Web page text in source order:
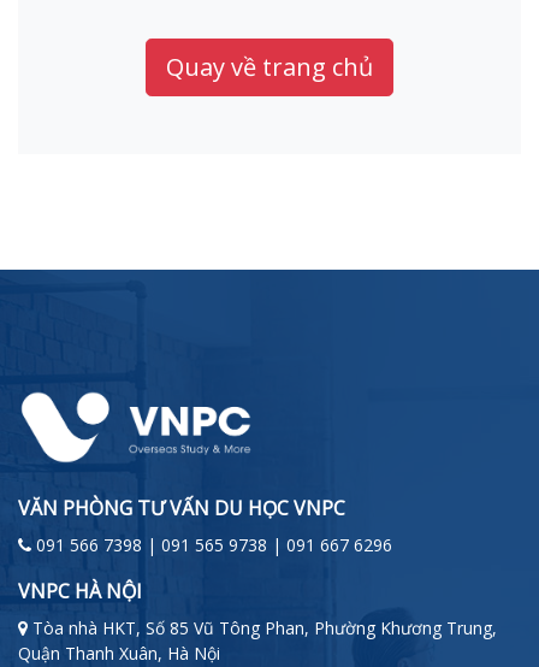
Quay về trang chủ
VĂN PHÒNG TƯ VẤN DU HỌC VNPC
091 566 7398 | 091 565 9738 | 091 667 6296
VNPC HÀ NỘI
Tòa nhà HKT, Số 85 Vũ Tông Phan, Phường Khương Trung,
Quận Thanh Xuân, Hà Nội